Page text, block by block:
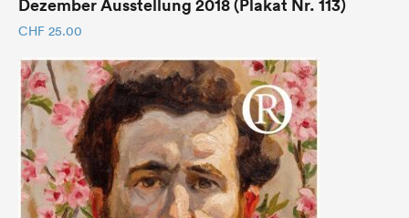
Dezember Ausstellung 2018 (Plakat Nr. 113)
CHF 25.00